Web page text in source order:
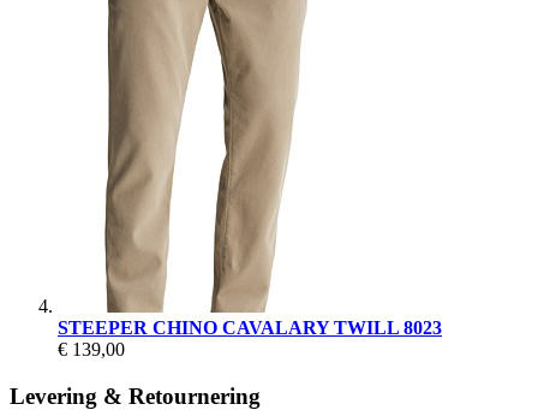
STEEPER CHINO CAVALARY TWILL 8023
€ 139,00
Levering & Retournering